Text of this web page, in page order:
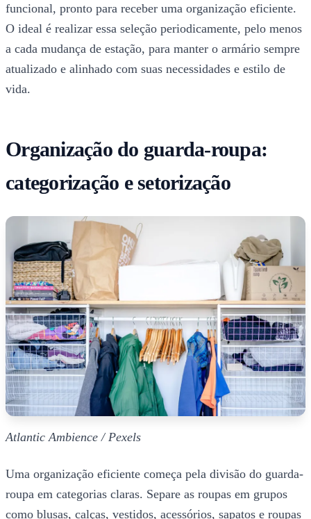
funcional, pronto para receber uma organização eficiente.
O ideal é realizar essa seleção periodicamente, pelo menos
a cada mudança de estação, para manter o armário sempre
atualizado e alinhado com suas necessidades e estilo de
vida.
Organização do guarda-roupa:
categorização e setorização
Atlantic Ambience / Pexels
Uma organização eficiente começa pela divisão do guarda-
roupa em categorias claras. Separe as roupas em grupos
como blusas, calças, vestidos, acessórios, sapatos e roupas